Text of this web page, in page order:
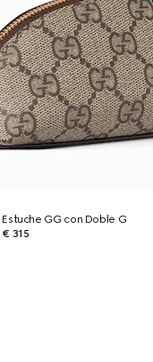
Estuche GG con Doble G
€ 315